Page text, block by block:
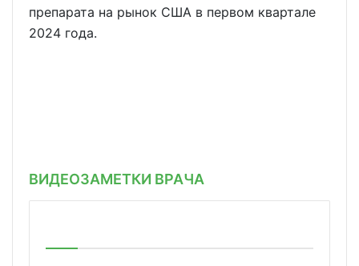
препарата на рынок США в первом квартале
2024 года.
ВИДЕОЗАМЕТКИ ВРАЧА